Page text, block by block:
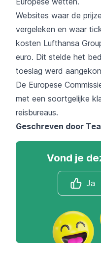
Websites waar de
vergeleken en waar
kosten Lufthansa
euro. Dit stelde het
toeslag werd
De Europese
met een soortgelijke
reisbureaus.
Geschreven door
Vond je
Ja